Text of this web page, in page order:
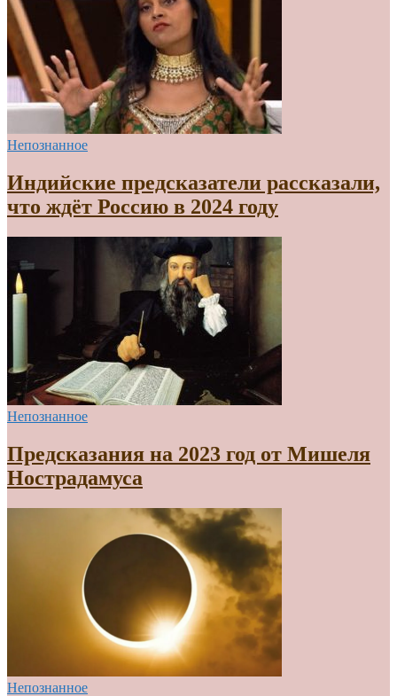
Непознанное
Индийские предсказатели рассказали,
что ждёт Россию в 2024 году
Непознанное
Предсказания на 2023 год от Мишеля
Нострадамуса
Непознанное